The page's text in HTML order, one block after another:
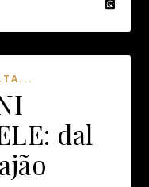
dal